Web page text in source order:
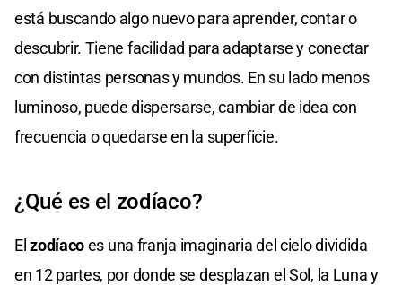
está buscando algo nuevo para aprender, contar o
descubrir. Tiene facilidad para adaptarse y conectar
con distintas personas y mundos. En su lado menos
luminoso, puede dispersarse, cambiar de idea con
frecuencia o quedarse en la superficie.
¿Qué es el zodíaco?
Elzodíacoes una franja imaginaria del cielo dividida
en 12 partes, por donde se desplazan el Sol, la Luna y